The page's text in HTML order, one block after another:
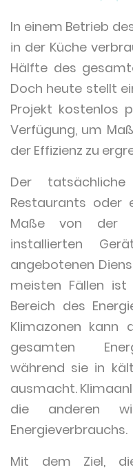
In einem Betrieb
in der Küche
Hälfte des
Doch heute stellt
Projekt kostenlos
Verfügung, um
der Effizienz zu
Der tatsächliche
Restaurants oder
Maße von der
installierten
angebotenen
meisten Fällen
Bereich des
Klimazonen kann
gesamten
während sie in
ausmacht.
die anderen
Energieverbrauchs.
Mit dem Ziel,